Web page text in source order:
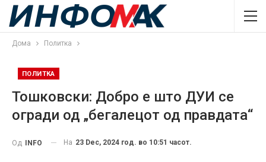
Дома Политка
ПОЛИТКА
Тошковски: Добро е што ДУИ се
огради од „бегалецот од правдата“
Од INFO На 23 Dec, 2024 год. во 10:51 часот.